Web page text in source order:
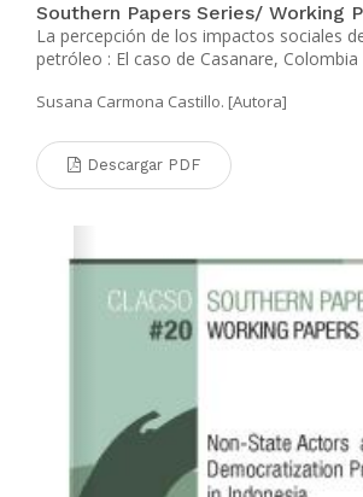
Southern Papers Series/ Working
La percepción de los impactos sociales
petróleo : El caso de Casanare, Colombia
Susana Carmona Castillo. [Autora]
Descargar PDF